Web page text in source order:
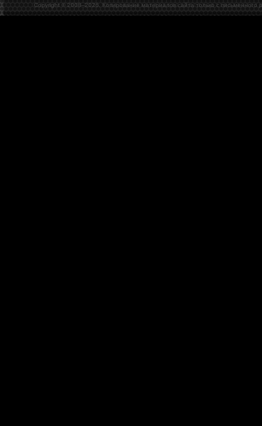
Copyright © 2008–2026. Копирование материалов сайта только с